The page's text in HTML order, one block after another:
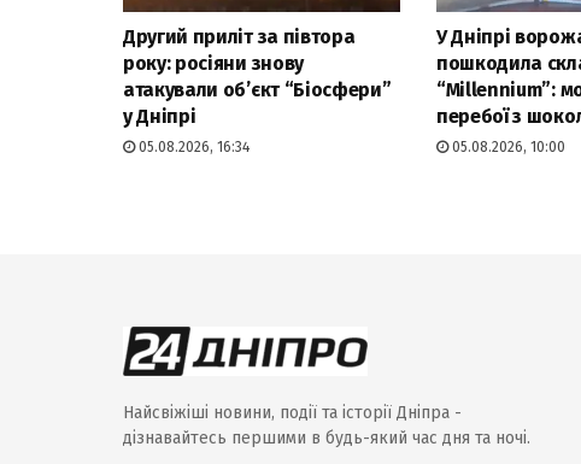
Другий приліт за півтора
року: росіяни знову
атакували об’єкт “Біосфери”
у Дніпрі
05.08.2026, 16:34
У Дніпрі
пошкодила
“Millennium”:
перебої з
05.08.2026, 10:00
Найсвіжіші новини, події та історії Дніпра -
дізнавайтесь першими в будь-який час дня та ночі.